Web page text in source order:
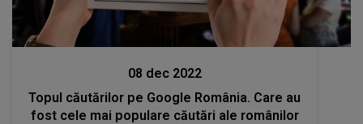
08 dec 2022
Topul căutărilor pe Google România. Care au
fost cele mai populare căutări ale românilor